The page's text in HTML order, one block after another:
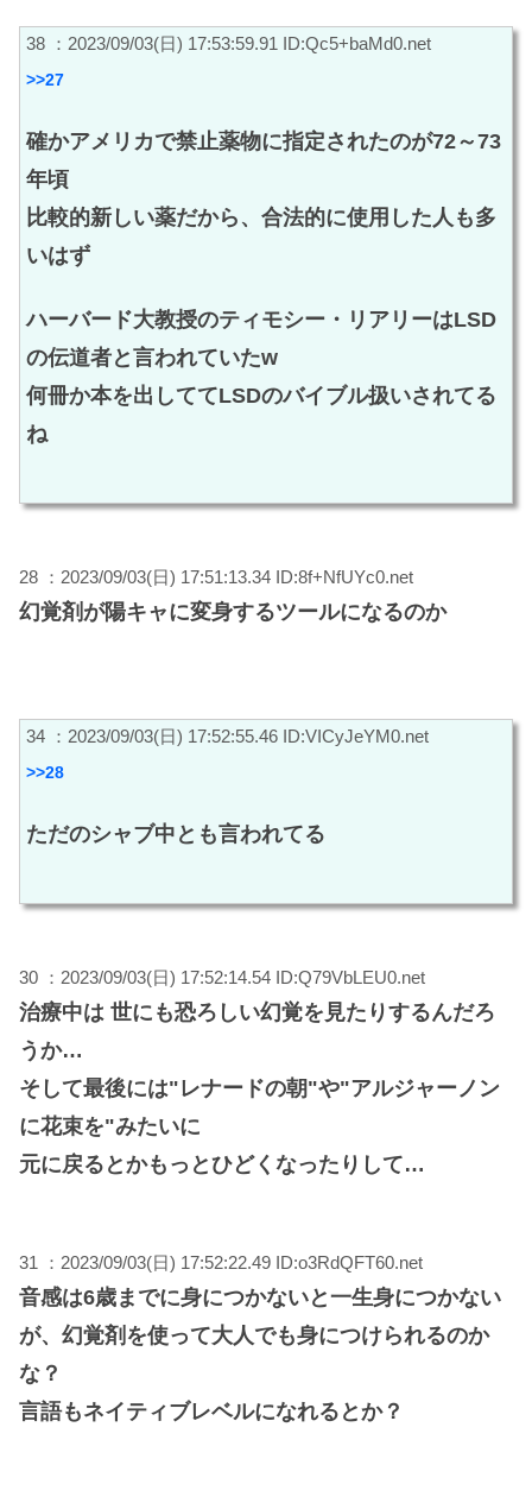
38 ：2023/09/03(日) 17:53:59.91 ID:Qc5+baMd0.net
>>27
確かアメリカで禁止薬物に指定されたのが72～73
年頃
比較的新しい薬だから、合法的に使用した人も多
いはず
ハーバード大教授のティモシー・リアリーはLSD
の伝道者と言われていたw
何冊か本を出しててLSDのバイブル扱いされてる
ね
28 ：2023/09/03(日) 17:51:13.34 ID:8f+NfUYc0.net
幻覚剤が陽キャに変身するツールになるのか
34 ：2023/09/03(日) 17:52:55.46 ID:VICyJeYM0.net
>>28
ただのシャブ中とも言われてる
30 ：2023/09/03(日) 17:52:14.54 ID:Q79VbLEU0.net
治療中は 世にも恐ろしい幻覚を見たりするんだろ
うか…
そして最後には"レナードの朝"や"アルジャーノン
に花束を"みたいに
元に戻るとかもっとひどくなったりして…
31 ：2023/09/03(日) 17:52:22.49 ID:o3RdQFT60.net
音感は6歳までに身につかないと一生身につかない
が、幻覚剤を使って大人でも身につけられるのか
な？
言語もネイティブレベルになれるとか？